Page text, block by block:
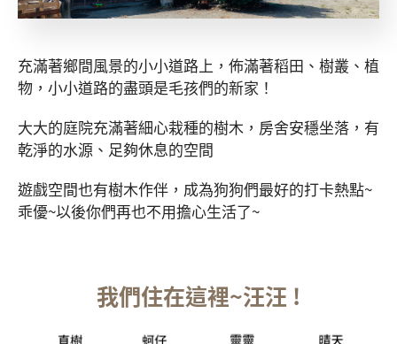
充滿著鄉間風景的小小道路上，佈滿著稻田、樹叢、植
物，小小道路的盡頭是毛孩們的新家！
大大的庭院充滿著細心栽種的樹木，房舍安穩坐落，有
乾淨的水源、足夠休息的空間
遊戲空間也有樹木作伴，成為狗狗們最好的打卡熱點~
乖優~以後你們再也不用擔心生活了~
我們住在這裡~汪汪 !